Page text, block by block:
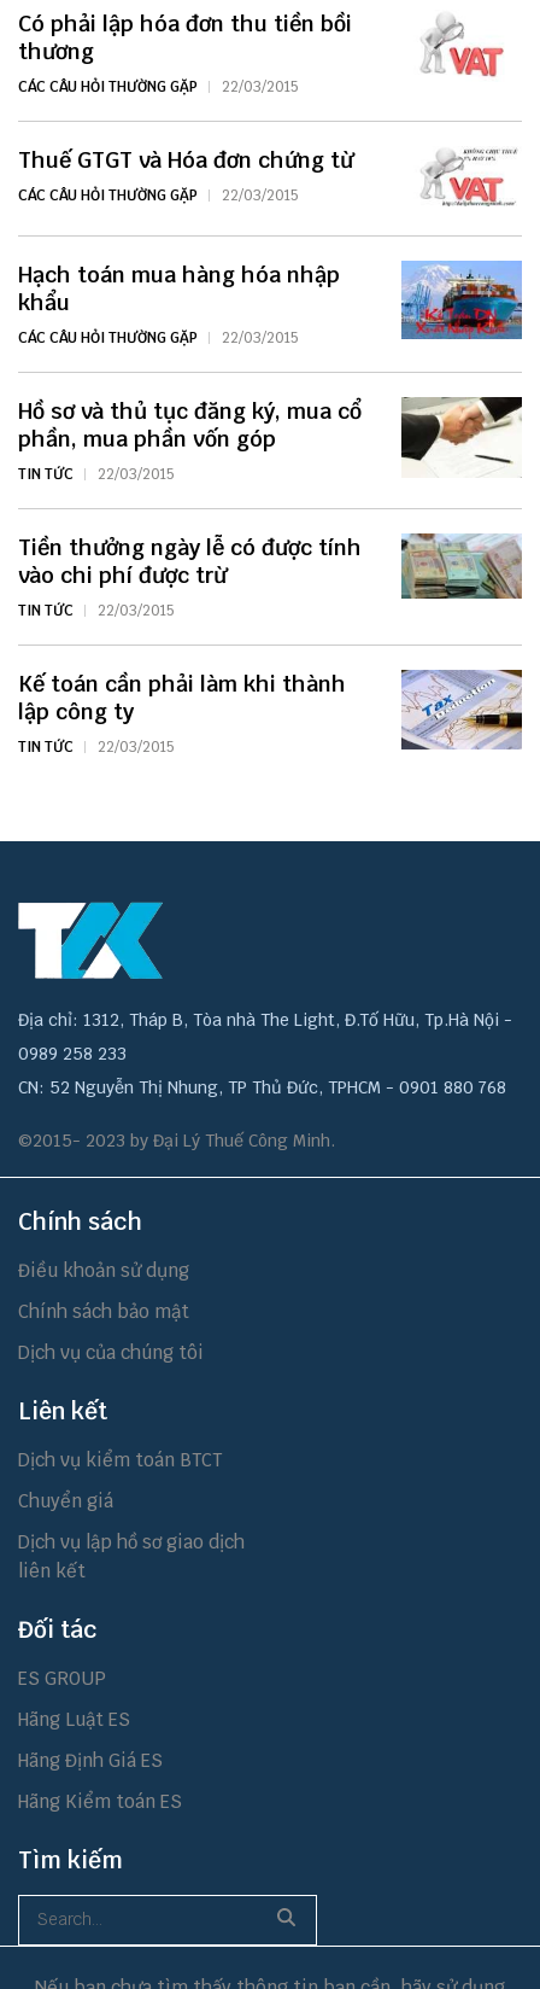
Có phải lập hóa đơn thu tiền bồi
thương
CÁC CÂU HỎI THƯỜNG GẶP 22/03/2015
Thuế GTGT và Hóa đơn chứng từ
CÁC CÂU HỎI THƯỜNG GẶP 22/03/2015
Hạch toán mua hàng hóa nhập
khẩu
CÁC CÂU HỎI THƯỜNG GẶP 22/03/2015
Hồ sơ và thủ tục đăng ký, mua cổ
phần, mua phần vốn góp
TIN TỨC 22/03/2015
Tiền thưởng ngày lễ có được tính
vào chi phí được trừ
TIN TỨC 22/03/2015
Kế toán cần phải làm khi thành
lập công ty
TIN TỨC 22/03/2015
Địa chỉ: 1312, Tháp B, Tòa nhà The Light, Đ.Tố Hữu, Tp.Hà Nội -
0989 258 233
CN: 52 Nguyễn Thị Nhung, TP Thủ Đức, TPHCM - 0901 880 768
©2015- 2023 by Đại Lý Thuế Công Minh.
Chính sách
Điều khoản sử dụng
Chính sách bảo mật
Dịch vụ của chúng tôi
Liên kết
Dịch vụ kiểm toán BTCT
Chuyển giá
Dịch vụ lập hồ sơ giao dịch
liên kết
Đối tác
ES GROUP
Hãng Luật ES
Hãng Định Giá ES
Hãng Kiểm toán ES
Tìm kiếm